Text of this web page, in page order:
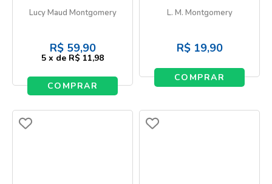
Lucy Maud Montgomery
R$ 59,90
5 x de R$ 11,98
COMPRAR
L. M. Montgomery
R$ 19,90
COMPRAR